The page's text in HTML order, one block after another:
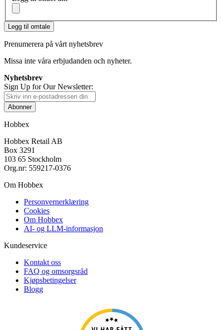
Legg til omtale
Prenumerera på vårt nyhetsbrev
Missa inte våra erbjudanden och nyheter.
Nyhetsbrev
Sign Up for Our Newsletter:
Abonner
Hobbex
Hobbex Retail AB
Box 3291
103 65 Stockholm
Org.nr: 559217-0376
Om Hobbex
Personvernerklæring
Cookies
Om Hobbex
AI- og LLM-informasjon
Kundeservice
Kontakt oss
FAQ og omsorgsråd
Kjøpsbetingelser
Blogg